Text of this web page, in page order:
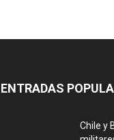
ENTRADAS
Chile y